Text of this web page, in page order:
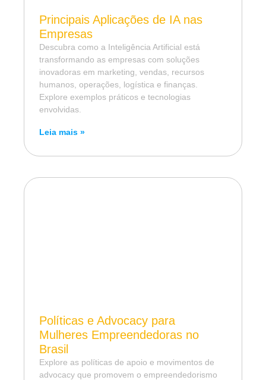
Principais Aplicações de IA nas
Empresas
Descubra como a Inteligência Artificial está
transformando as empresas com soluções
inovadoras em marketing, vendas, recursos
humanos, operações, logística e finanças.
Explore exemplos práticos e tecnologias
envolvidas.
Leia mais »
Políticas e Advocacy para
Mulheres Empreendedoras no
Brasil
Explore as políticas de apoio e movimentos de
advocacy que promovem o empreendedorismo